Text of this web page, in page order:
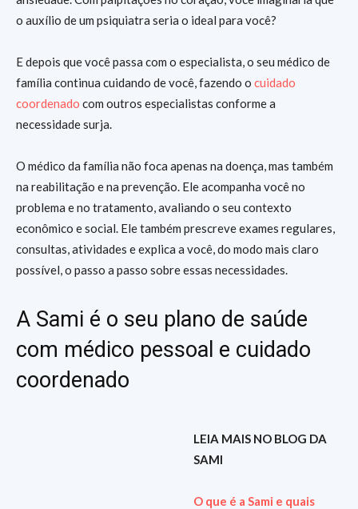
o auxílio de um psiquiatra seria o ideal para você?
E depois que você passa com o especialista, o seu médico de
família continua cuidando de você, fazendo o cuidado
coordenado com outros especialistas conforme a
necessidade surja.
O médico da família não foca apenas na doença, mas também
na reabilitação e na prevenção. Ele acompanha você no
problema e no tratamento, avaliando o seu contexto
econômico e social. Ele também prescreve exames regulares,
consultas, atividades e explica a você, do modo mais claro
possível, o passo a passo sobre essas necessidades.
A Sami é o seu plano de saúde
com médico pessoal e cuidado
coordenado
LEIA MAIS NO BLOG DA
SAMI
O que é a Sami e quais